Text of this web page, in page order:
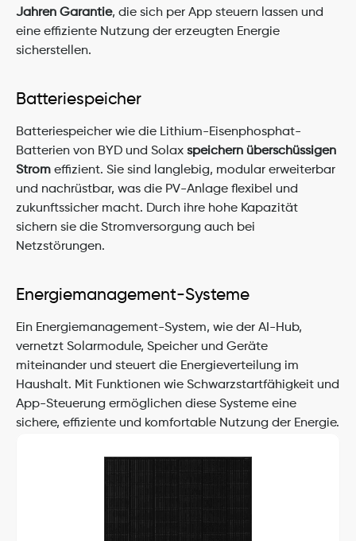
Jahren Garantie, die sich per App steuern lassen und
eine effiziente Nutzung der erzeugten Energie
sicherstellen.
Batteriespeicher
Batteriespeicher wie die Lithium-Eisenphosphat-
Batterien von BYD und Solax speichern überschüssigen
Strom effizient. Sie sind langlebig, modular erweiterbar
und nachrüstbar, was die PV-Anlage flexibel und
zukunftssicher macht. Durch ihre hohe Kapazität
sichern sie die Stromversorgung auch bei
Netzstörungen.
Energiemanagement-Systeme
Ein Energiemanagement-System, wie der AI-Hub,
vernetzt Solarmodule, Speicher und Geräte
miteinander und steuert die Energieverteilung im
Haushalt. Mit Funktionen wie Schwarzstartfähigkeit und
App-Steuerung ermöglichen diese Systeme eine
sichere, effiziente und komfortable Nutzung der Energie.